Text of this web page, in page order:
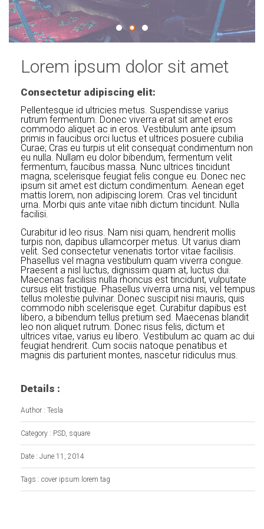
Lorem ipsum dolor sit amet
Consectetur adipiscing elit:
Pellentesque id ultricies metus. Suspendisse varius
rutrum fermentum. Donec viverra erat sit amet eros
commodo aliquet ac in eros. Vestibulum ante ipsum
primis in faucibus orci luctus et ultrices posuere cubilia
Curae; Cras eu turpis ut elit consequat condimentum non
eu nulla. Nullam eu dolor bibendum, fermentum velit
fermentum, faucibus massa. Nunc ultrices tincidunt
magna, scelerisque feugiat felis congue eu. Donec nec
ipsum sit amet est dictum condimentum. Aenean eget
mattis lorem, non adipiscing lorem. Cras vel tincidunt
urna. Morbi quis ante vitae nibh dictum tincidunt. Nulla
facilisi.
Curabitur id leo risus. Nam nisi quam, hendrerit mollis
turpis non, dapibus ullamcorper metus. Ut varius diam
velit. Sed consectetur venenatis tortor vitae facilisis.
Phasellus vel magna vestibulum quam viverra congue.
Praesent a nisl luctus, dignissim quam at, luctus dui.
Maecenas facilisis nulla rhoncus est tincidunt, vulputate
cursus elit tristique. Phasellus viverra urna nisi, vel tempus
tellus molestie pulvinar. Donec suscipit nisi mauris, quis
commodo nibh scelerisque eget. Curabitur dapibus est
libero, a bibendum tellus pretium sed. Maecenas blandit
leo non aliquet rutrum. Donec risus felis, dictum et
ultrices vitae, varius eu libero. Vestibulum ac quam ac dui
feugiat hendrerit. Cum sociis natoque penatibus et
magnis dis parturient montes, nascetur ridiculus mus.
Details :
Author : Tesla
Category : PSD, square
Date : June 11, 2014
Tags : cover ipsum lorem tag